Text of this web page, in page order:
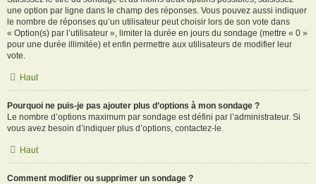
une option par ligne dans le champ des réponses. Vous pouvez aussi indiquer
le nombre de réponses qu’un utilisateur peut choisir lors de son vote dans
« Option(s) par l’utilisateur », limiter la durée en jours du sondage (mettre « 0 »
pour une durée illimitée) et enfin permettre aux utilisateurs de modifier leur
vote.
Haut
Pourquoi ne puis-je pas ajouter plus d’options à mon sondage ?
Le nombre d’options maximum par sondage est défini par l’administrateur. Si
vous avez besoin d’indiquer plus d’options, contactez-le.
Haut
Comment modifier ou supprimer un sondage ?